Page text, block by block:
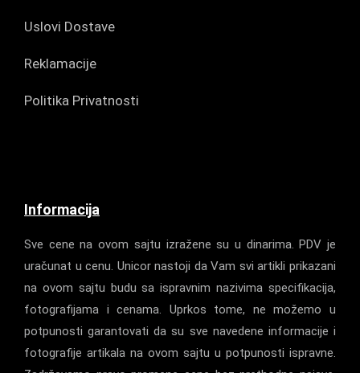
Uslovi Dostave
Reklamacije
Politika Privatnosti
Informacija
Sve cene na ovom sajtu izražene su u dinarima. PDV je
uračunat u cenu. Unicor nastoji da Vam svi artikli prikazani
na ovom sajtu budu sa ispravnim nazivima specifikacija,
fotografijama i cenama. Uprkos tome, ne možemo u
potpunosti garantovati da su sve navedene informacije i
fotografije artikala na ovom sajtu u potpunosti ispravne.